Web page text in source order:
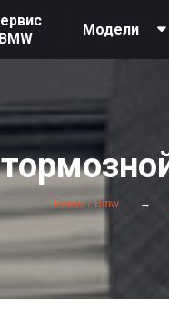
BMW
Модели
Ремонт Bmw